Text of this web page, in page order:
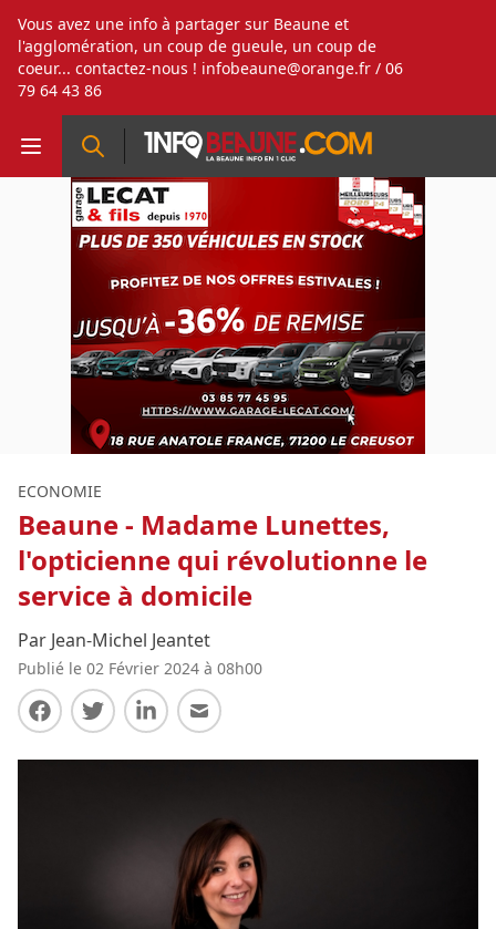
Vous avez une info à partager sur Beaune et
l'agglomération, un coup de gueule, un coup de
coeur... contactez-nous ! infobeaune@orange.fr / 06
79 64 43 86
ECONOMIE
Beaune - Madame Lunettes,
l'opticienne qui révolutionne le
service à domicile
Par Jean-Michel Jeantet
Publié le 02 Février 2024 à 08h00
Partager sur Facebook
Partager sur Twitter
Partager sur LinkedIn
Partager par E-mail